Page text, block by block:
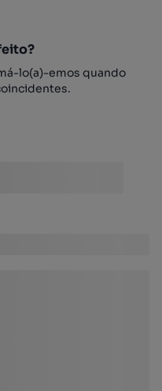
lo(a)-emos quando